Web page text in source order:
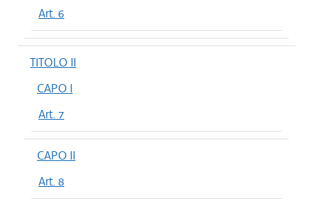
Art. 6
TITOLO II
CAPO I
Art. 7
CAPO II
Art. 8